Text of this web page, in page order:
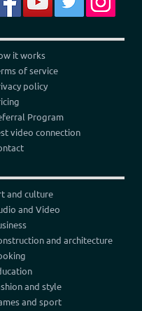
it works
of service
policy
Program
video connection
and culture
and Video
and architecture
and style
and sport